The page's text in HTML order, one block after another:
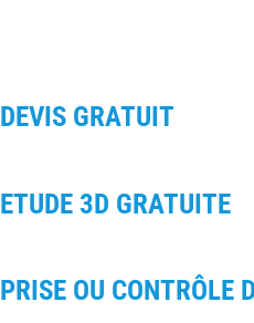
DEVIS GRATUIT
ETUDE 3D GRATUITE
PRISE OU CONTRÔLE